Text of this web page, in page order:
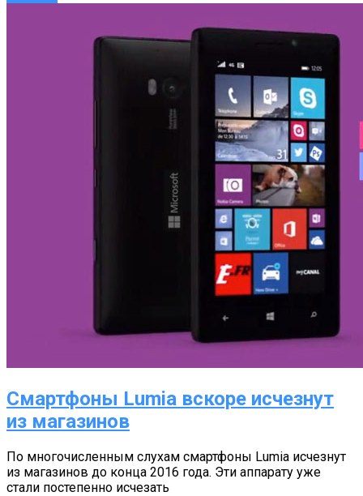
Смартфоны Lumia вскоре исчезнут
из магазинов
По многочисленным слухам смартфоны Lumia исчезнут
из магазинов до конца 2016 года. Эти аппарату уже
стали постепенно исчезать